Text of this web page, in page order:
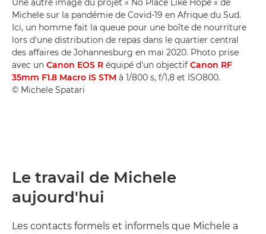
Une autre image du projet « No Place Like Hope » de
Michele sur la pandémie de Covid-19 en Afrique du Sud.
Ici, un homme fait la queue pour une boîte de nourriture
lors d'une distribution de repas dans le quartier central
des affaires de Johannesburg en mai 2020. Photo prise
avec un Canon EOS R équipé d'un objectif Canon RF
35mm F1.8 Macro IS STM à 1/800 s, f/1,8 et ISO800.
© Michele Spatari
Le travail de Michele
aujourd'hui
Les contacts formels et informels que Michele a